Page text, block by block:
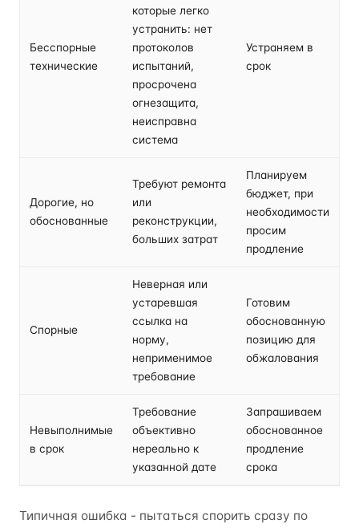
Бесспорные
технические
которые легко
устранить: нет
протоколов
испытаний,
просрочена
огнезащита,
неисправна
система
Устраняем в
срок
Дорогие, но
обоснованные
Требуют ремонта
или
реконструкции,
больших затрат
Планируем
бюджет, при
необходимости
просим
продление
Спорные
Неверная или
устаревшая
ссылка на
норму,
неприменимое
требование
Готовим
обоснованную
позицию для
обжалования
Невыполнимые
в срок
Требование
объективно
нереально к
указанной дате
Запрашиваем
обоснованное
продление
срока
Типичная ошибка - пытаться спорить сразу по